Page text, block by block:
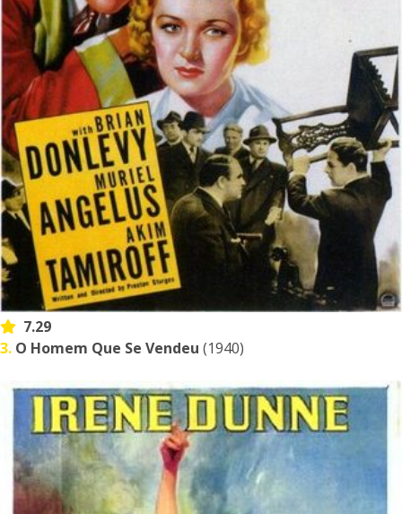
7.29
3. O Homem Que Se Vendeu (1940)